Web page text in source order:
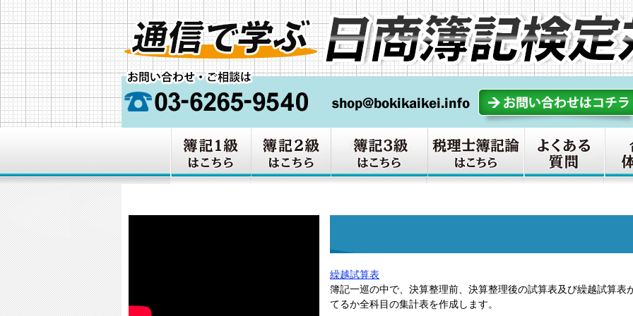
繰越試算表
簿記一巡の中で、決算整理前、決算整理後の試算表及び繰越試算表
てるか全科目の集計表を作成します。